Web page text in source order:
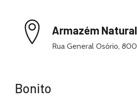
Armazém Natural
Rua General Osório,
Bonito